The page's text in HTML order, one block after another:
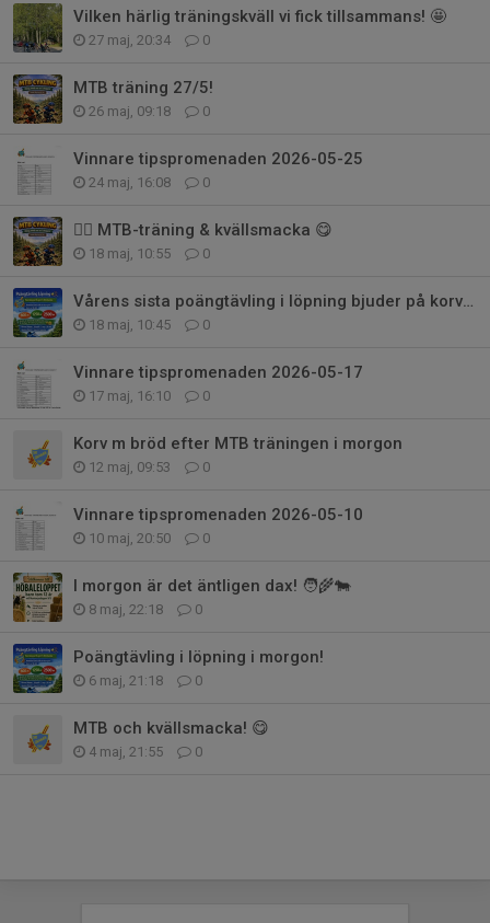
Vilken härlig träningskväll vi fick tillsammans! 🤩
27 maj, 20:34 0
MTB träning 27/5!
26 maj, 09:18 0
Vinnare tipspromenaden 2026-05-25
24 maj, 16:08 0
🚵‍♂️ MTB-träning & kvällsmacka 😋
18 maj, 10:55 0
Vårens sista poängtävling i löpning bjuder på korv m bröd!
18 maj, 10:45 0
Vinnare tipspromenaden 2026-05-17
17 maj, 16:10 0
Korv m bröd efter MTB träningen i morgon
12 maj, 09:53 0
Vinnare tipspromenaden 2026-05-10
10 maj, 20:50 0
I morgon är det äntligen dax! 🧑‍🌾🐄
8 maj, 22:18 0
Poängtävling i löpning i morgon!
6 maj, 21:18 0
MTB och kvällsmacka! 😋
4 maj, 21:55 0